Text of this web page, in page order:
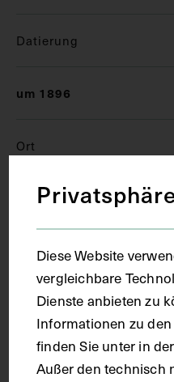
Datierung
um 1896
Ort
Wien
Material
Papier
Technik
Diese Website
vergleichbare
Dienste anbieten zu
Informationen zu
finden Sie unter in
Außer den technisch